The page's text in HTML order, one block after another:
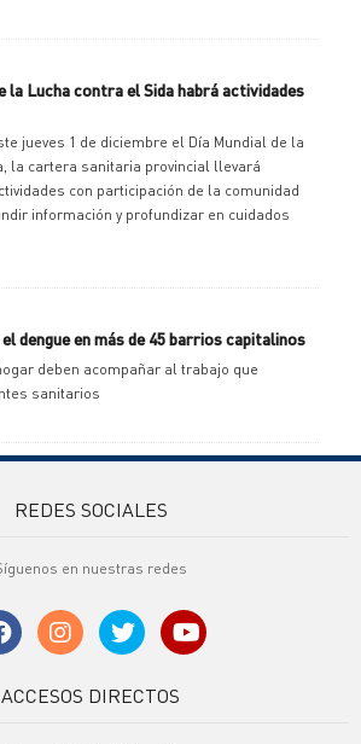
la Lucha contra el Sida habrá actividades
jueves 1 de diciembre el Día Mundial de la
la cartera sanitaria provincial llevará
con participación de la comunidad
información y profundizar en cuidados
dengue en más de 45 barrios capitalinos
deben acompañar al trabajo que
sanitarios
REDES SOCIALES
en nuestras redes
ACCESOS DIRECTOS